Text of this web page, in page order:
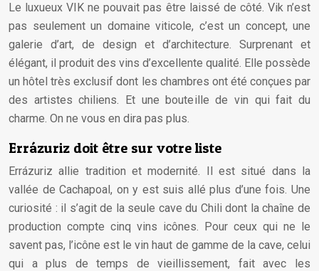
Le luxueux VIK ne pouvait pas être laissé de côté. Vik n’est
pas seulement un domaine viticole, c’est un concept, une
galerie d’art, de design et d’architecture. Surprenant et
élégant, il produit des vins d’excellente qualité. Elle possède
un hôtel très exclusif dont les chambres ont été conçues par
des artistes chiliens. Et une bouteille de vin qui fait du
charme. On ne vous en dira pas plus.
Errázuriz doit être sur votre liste
Errázuriz allie tradition et modernité. Il est situé dans la
vallée de Cachapoal, on y est suis allé plus d’une fois. Une
curiosité : il s’agit de la seule cave du Chili dont la chaîne de
production compte cinq vins icônes. Pour ceux qui ne le
savent pas, l’icône est le vin haut de gamme de la cave, celui
qui a plus de temps de vieillissement, fait avec les